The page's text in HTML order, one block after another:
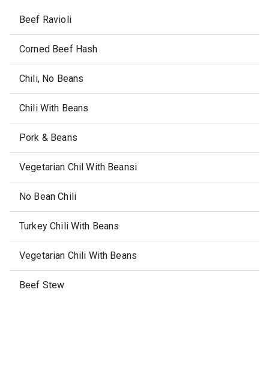
Beef Ravioli
Corned Beef Hash
Chili, No Beans
Chili With Beans
Pork & Beans
Vegetarian Chil With Beansi
No Bean Chili
Turkey Chili With Beans
Vegetarian Chili With Beans
Beef Stew